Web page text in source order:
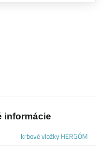
informácie
krbové vložky HERGÓM